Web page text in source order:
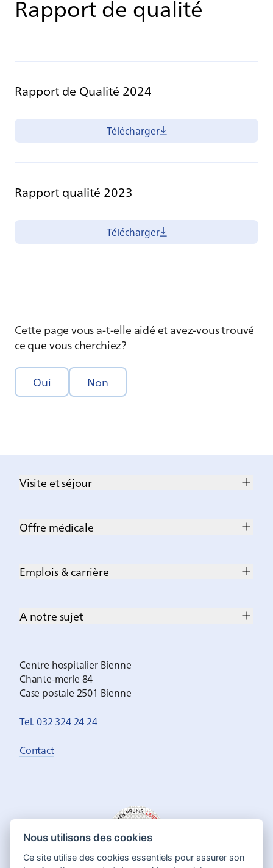
Rapport de qualité
Rapport de Qualité 2024
Télécharger
Rapport qualité 2023
Télécharger
Cette page vous a-t-elle aidé et avez-vous trouvé
ce que vous cherchiez?
Oui Non
Visite et séjour
Offre médicale
Emplois & carrière
A notre sujet
Centre hospitalier Bienne
Chante-merle 84
Case postale 2501 Bienne
Tel. 032 324 24 24
Contact
Nous utilisons des cookies
Ce site utilise des cookies essentiels pour assurer son